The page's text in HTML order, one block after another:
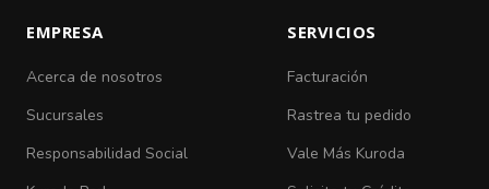
EMPRESA
Acerca de nosotros
Sucursales
Responsabilidad Social
SERVICIOS
Facturación
Rastrea tu pedido
Vale Más Kuroda